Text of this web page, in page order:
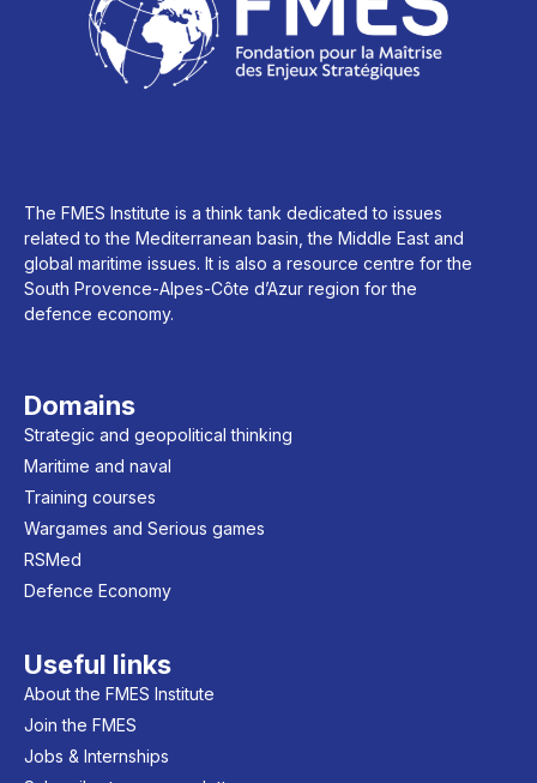
The FMES Institute is a think tank dedicated to issues
related to the Mediterranean basin, the Middle East and
global maritime issues. It is also a resource centre for the
South Provence-Alpes-Côte d’Azur region for the
defence economy.
Domains
Strategic and geopolitical thinking
Maritime and naval
Training courses
Wargames and Serious games
RSMed
Defence Economy
Useful links
About the FMES Institute
Join the FMES
Jobs & Internships